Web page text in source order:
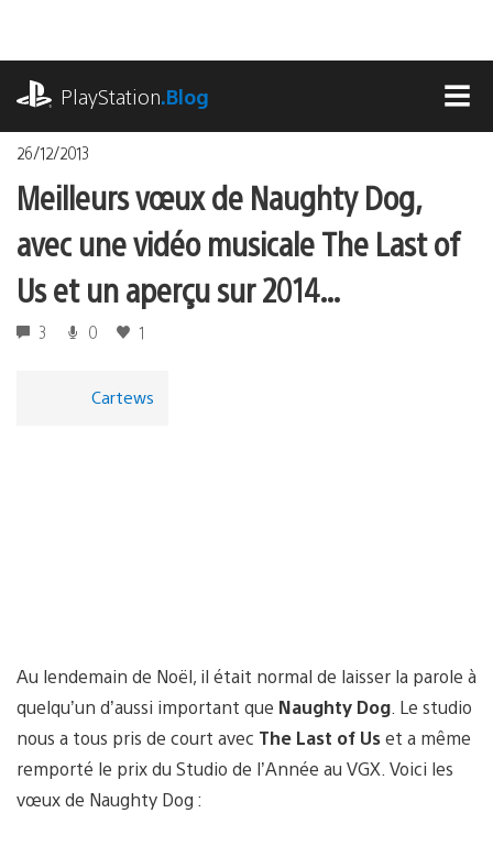
contenu
PlayStation.Blog
26/12/2013
Meilleurs vœux de Naughty Dog,
avec une vidéo musicale The Last of
Us et un aperçu sur 2014…
3 0 1
Cartews
Au lendemain de Noël, il était normal de laisser la parole à
quelqu’un d’aussi important que Naughty Dog . Le studio
nous a tous pris de court avec The Last of Uset a même
remporté le prix du Studio de l’Année au VGX. Voici les
vœux de Naughty Dog :